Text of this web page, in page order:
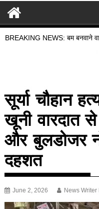
BREAKING NEWS: बम बनवाने
सूर्या चौहान
खूनी वारदात
और बुलडोजर
दहशत
June 2, 2026 News Writer